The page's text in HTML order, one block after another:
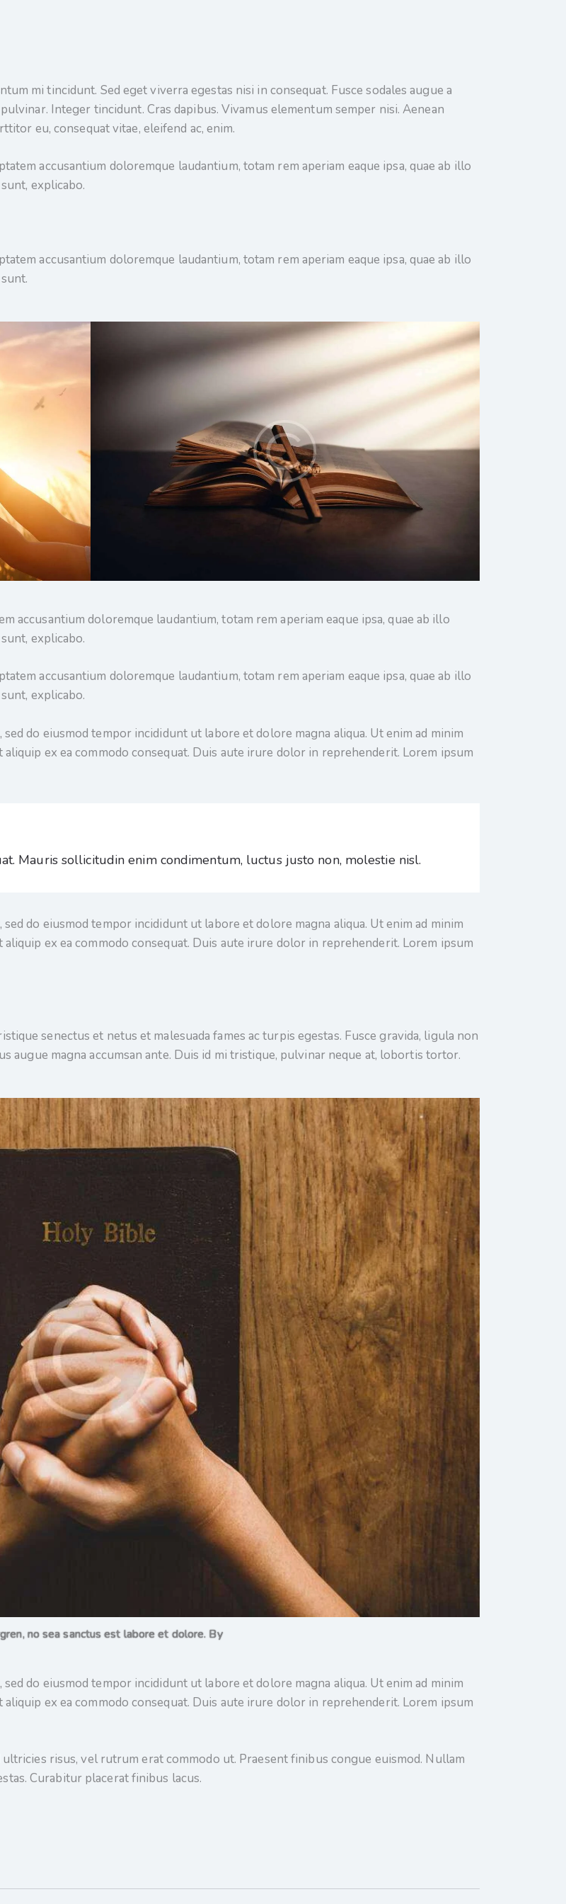
mi tincidunt. Sed eget viverra egestas nisi in consequat. Fusce sodales augue a
Integer tincidunt. Cras dapibus. Vivamus elementum semper nisi. Aenean
eu, consequat vitae, eleifend ac, enim.
accusantium doloremque laudantium, totam rem aperiam eaque ipsa, quae ab illo
explicabo.
accusantium doloremque laudantium, totam rem aperiam eaque ipsa, quae ab illo
accusantium doloremque laudantium, totam rem aperiam eaque ipsa, quae ab illo
explicabo.
accusantium doloremque laudantium, totam rem aperiam eaque ipsa, quae ab illo
explicabo.
do eiusmod tempor incididunt ut labore et dolore magna aliqua. Ut enim ad minim
ex ea commodo consequat. Duis aute irure dolor in reprehenderit. Lorem ipsum
Mauris sollicitudin enim condimentum, luctus justo non, molestie nisl.
do eiusmod tempor incididunt ut labore et dolore magna aliqua. Ut enim ad minim
ex ea commodo consequat. Duis aute irure dolor in reprehenderit. Lorem ipsum
senectus et netus et malesuada fames ac turpis egestas. Fusce gravida, ligula non
augue magna accumsan ante. Duis id mi tristique, pulvinar neque at, lobortis tortor.
no sea sanctus est labore et dolore. By
do eiusmod tempor incididunt ut labore et dolore magna aliqua. Ut enim ad minim
ex ea commodo consequat. Duis aute irure dolor in reprehenderit. Lorem ipsum
risus, vel rutrum erat commodo ut. Praesent finibus congue euismod. Nullam
Curabitur placerat finibus lacus.